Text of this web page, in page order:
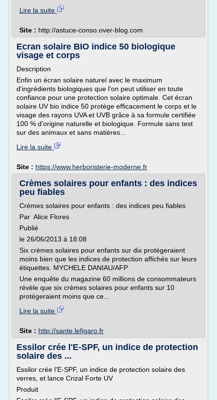
Lire la suite
Site : http://astuce-conso.over-blog.com
Ecran solaire BIO indice 50 biologique
visage et corps
Description
Enfin un écran solaire naturel avec le maximum
d'ingrédients biologiques que l'on peut utiliser en toute
confiance pour une protection solaire optimale. Cet écran
solaire UV bio indice 50 protège efficacement le corps et le
visage des rayons UVA et UVB grâce à sa formule certifiée
100 % d'origine naturelle et biologique. Formule sans test
sur des animaux et sans matières...
Lire la suite
Site : https://www.herboristerie-moderne.fr
Crèmes solaires pour enfants : des indices
peu fiables
Crèmes solaires pour enfants : des indices peu fiables
Par Alice Flores
Publié
le 26/06/2013 à 18:08
Six crèmes solaires pour enfants sur dix protégeraient
moins bien que les indices de protection affichés sur leurs
étiquettes. MYCHELE DANIAU/AFP
Une enquête du magazine 60 millions de consommateurs
révèle que six crèmes solaires pour enfants sur 10
protégeraient moins que ce...
Lire la suite
Site : http://sante.lefigaro.fr
Essilor crée l'E-SPF, un indice de protection
solaire des ...
Essilor crée l'E-SPF, un indice de protection solaire des
verres, et lance Crizal Forte UV
Produit